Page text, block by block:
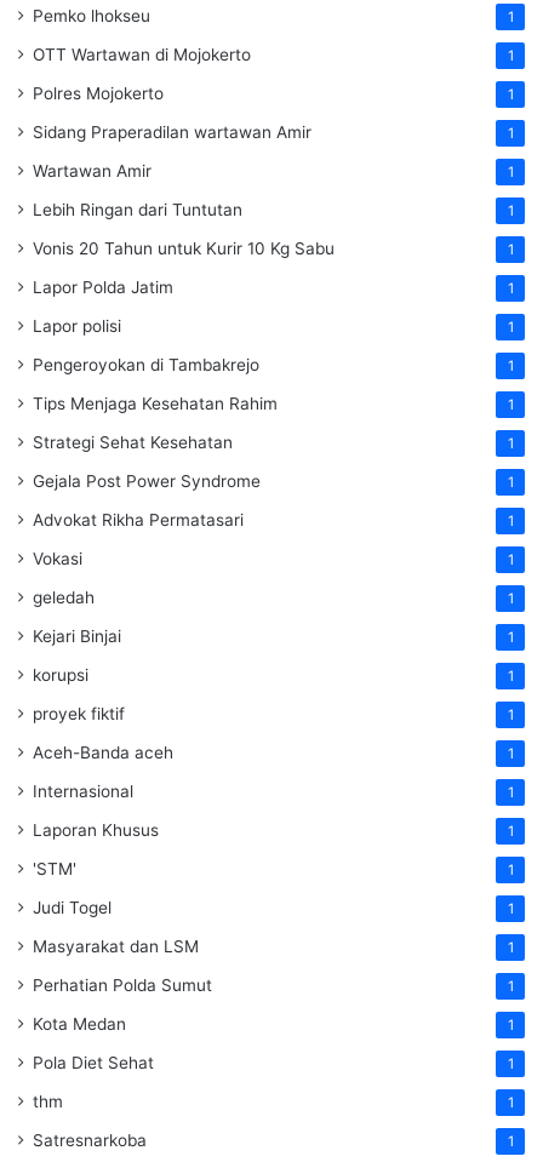
Pemko lhokseu 1
OTT Wartawan di Mojokerto 1
Polres Mojokerto 1
Sidang Praperadilan wartawan Amir 1
Wartawan Amir 1
Lebih Ringan dari Tuntutan 1
Vonis 20 Tahun untuk Kurir 10 Kg Sabu 1
Lapor Polda Jatim 1
Lapor polisi 1
Pengeroyokan di Tambakrejo 1
Tips Menjaga Kesehatan Rahim 1
Strategi Sehat Kesehatan 1
Gejala Post Power Syndrome 1
Advokat Rikha Permatasari 1
Vokasi 1
geledah 1
Kejari Binjai 1
korupsi 1
proyek fiktif 1
Aceh-Banda aceh 1
Internasional 1
Laporan Khusus 1
'STM' 1
Judi Togel 1
Masyarakat dan LSM 1
Perhatian Polda Sumut 1
Kota Medan 1
Pola Diet Sehat 1
thm 1
Satresnarkoba 1